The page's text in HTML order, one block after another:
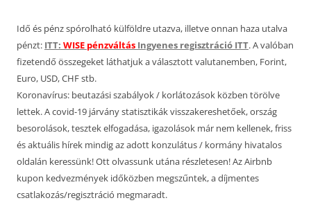
Idő és pénz spórolható külföldre utazva, illetve onnan haza utalva
pénzt: ITT: WISE pénzváltás Ingyenes regisztráció ITT. A valóban
fizetendő összegeket láthatjuk a választott valutanemben, Forint,
Euro, USD, CHF stb.
Koronavírus: beutazási szabályok / korlátozások közben törölve
lettek. A covid-19 járvány statisztikák visszakereshetőek, ország
besorolások, tesztek elfogadása, igazolások már nem kellenek, friss
és aktuális hírek mindig az adott konzulátus / kormány hivatalos
oldalán keressünk! Ott olvassunk utána részletesen! Az Airbnb
kupon kedvezmények időközben megszűntek, a díjmentes
csatlakozás/regisztráció megmaradt.